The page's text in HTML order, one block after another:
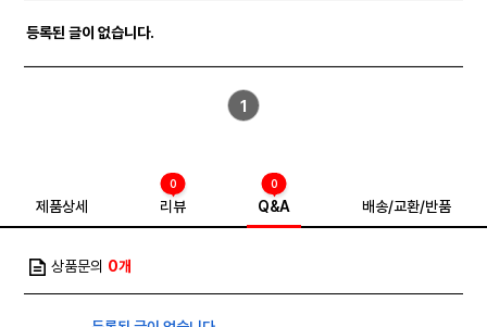
등록된 글이 없습니다.
1
제품상세 리뷰
0
Q&A
0
배송/교환/반품
상품문의 0개